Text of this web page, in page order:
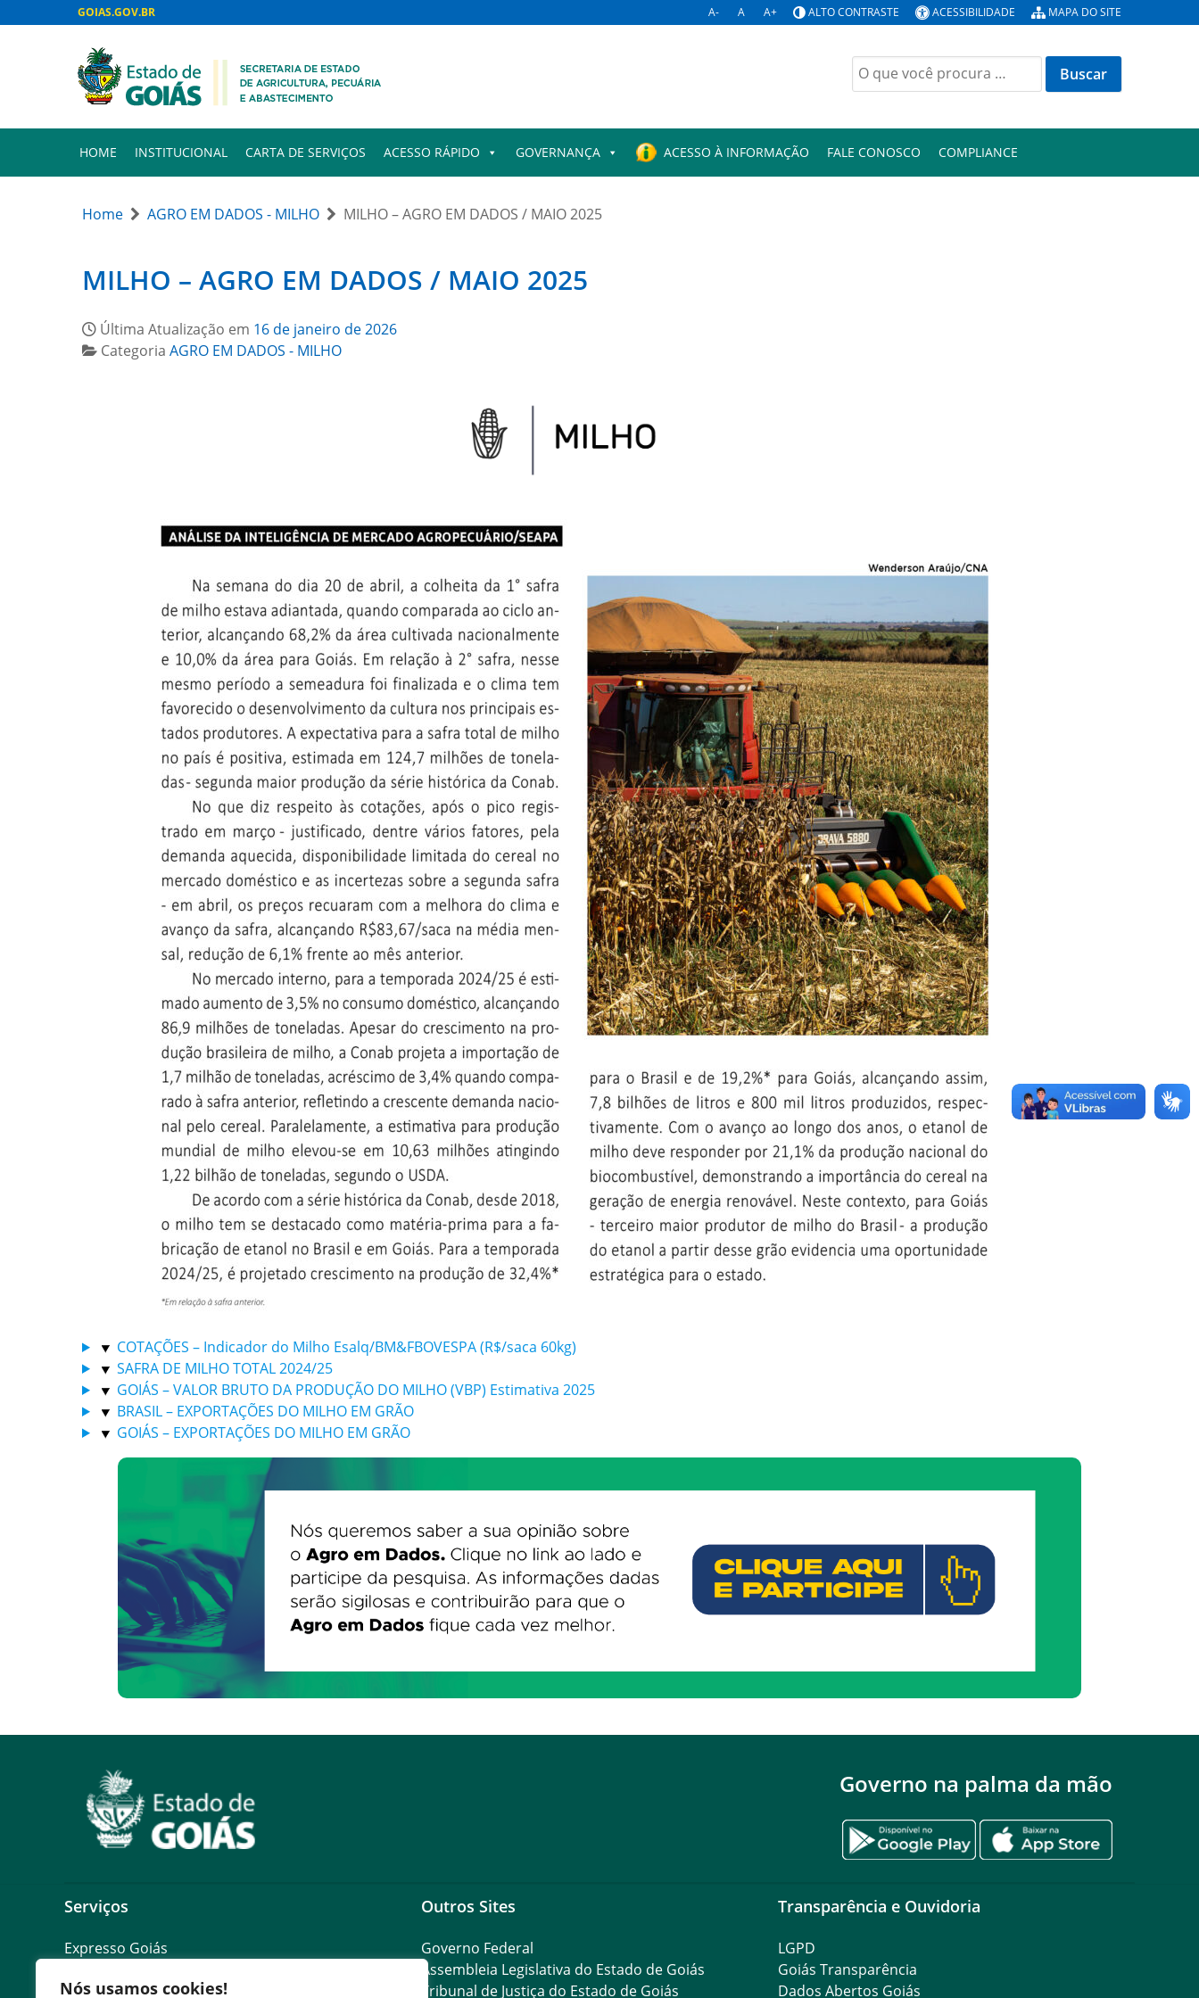
Nós usamos cookies!
GOIAS.GOV.BR A- A A+ ALTO CONTRASTE ACESSIBILIDADE MAPA DO SITE
Buscar
por:
HOME INSTITUCIONAL CARTA DE SERVIÇOS ACESSO RÁPIDO GOVERNANÇA ACESSO À INFORMAÇÃO FALE CONOSCO COMPLIANCE
Home AGRO EM DADOS - MILHO MILHO – AGRO EM DADOS / MAIO 2025
MILHO – AGRO EM DADOS / MAIO 2025
Última Atualização em 16 de janeiro de 2026
Categoria AGRO EM DADOS - MILHO
COTAÇÕES – Indicador do Milho Esalq/BM&FBOVESPA (R$/saca 60kg)
SAFRA DE MILHO TOTAL 2024/25
GOIÁS – VALOR BRUTO DA PRODUÇÃO DO MILHO (VBP) Estimativa 2025
BRASIL – EXPORTAÇÕES DO MILHO EM GRÃO
GOIÁS – EXPORTAÇÕES DO MILHO EM GRÃO
Governo na palma da mão
Serviços
Expresso Goiás
Expresso Servidor
Outros Sites
Governo Federal
Assembleia Legislativa do Estado de Goiás
Tribunal de Justiça do Estado de Goiás
Transparência e Ouvidoria
LGPD
Goiás Transparência
Dados Abertos Goiás